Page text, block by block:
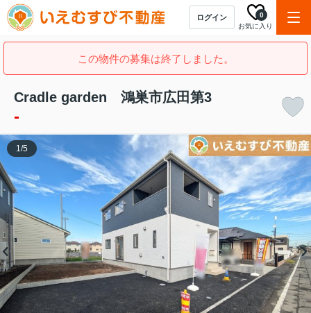
ログイン
お気に入り
0
この物件の募集は終了しました。
Cradle garden 鴻巣市広田第3
-
1/5